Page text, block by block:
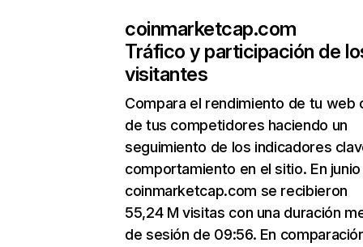
coinmarketcap.com
Tráfico y participación de
visitantes
Compara el rendimiento de tu web
de tus competidores haciendo un
seguimiento de los indicadores
comportamiento en el sitio. En junio
coinmarketcap.com se recibieron
55,24 M visitas con una duración
de sesión de 09:56. En